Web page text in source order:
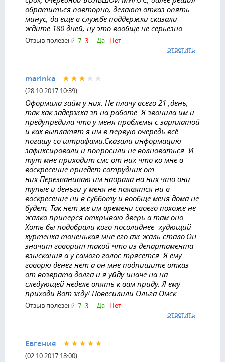
обратиться повторно, делают отказ опять
минус, да еще в службе поддержки сказали
ждите 180 дней, ну это вообще не серьезно.
Отзыв полезен? 7 3 Да Нет
ответить
marinka
(28.10.2017 10:39)
Оформила займ у них. Не плачу всего 21 ,день,
так как задержка зп на работе. Я звонила им и
предупредила что у меня проблемы с зарплатой
и как выплатят я им в первую очередь всё
погашу со штрафами.Сказали информацию
зафиксировали и попросили не волноваться. И
тут мне приходит смс от них что ко мне в
воскресение приедет сотрудник от
них.Перезваниваю им наорала на них что они
тупые и деньги у меня не появятся ни в
воскресение ни в субботу и вообще меня дома не
будет. Так нет же им времени своего похоже не
жалко приперся открываю дверь а там оно.
Хоть бы подобрали кого посолиднее -худющий
куртенка тоненькая мне его аж жаль стало.Он
значит говорит такой что из департамента
взыскания а у самого голос трясется .Я ему
говорю денег нет а он мне подпишите отказ
от возврата долга и я уйду иначе на на
следующей неделе опять к вам приду. Я ему
приходи.Вот жду! Повесилили Ольга Омск
Отзыв полезен? 7 3 Да Нет
ответить
Евгения
(02.10.2017 18:00)